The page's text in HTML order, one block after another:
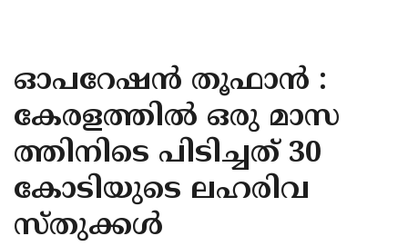
KANNUR
KASARAGOD
ഓപറേഷൻ തൂഫാൻ :
കേരളത്തിൽ ഒരു മാസ
ത്തിനിടെ പിടിച്ചത്​ 30
കോടിയുടെ ലഹരിവ
സ്തുക്കൾ